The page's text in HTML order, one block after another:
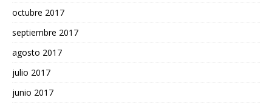
octubre 2017
septiembre 2017
agosto 2017
julio 2017
junio 2017